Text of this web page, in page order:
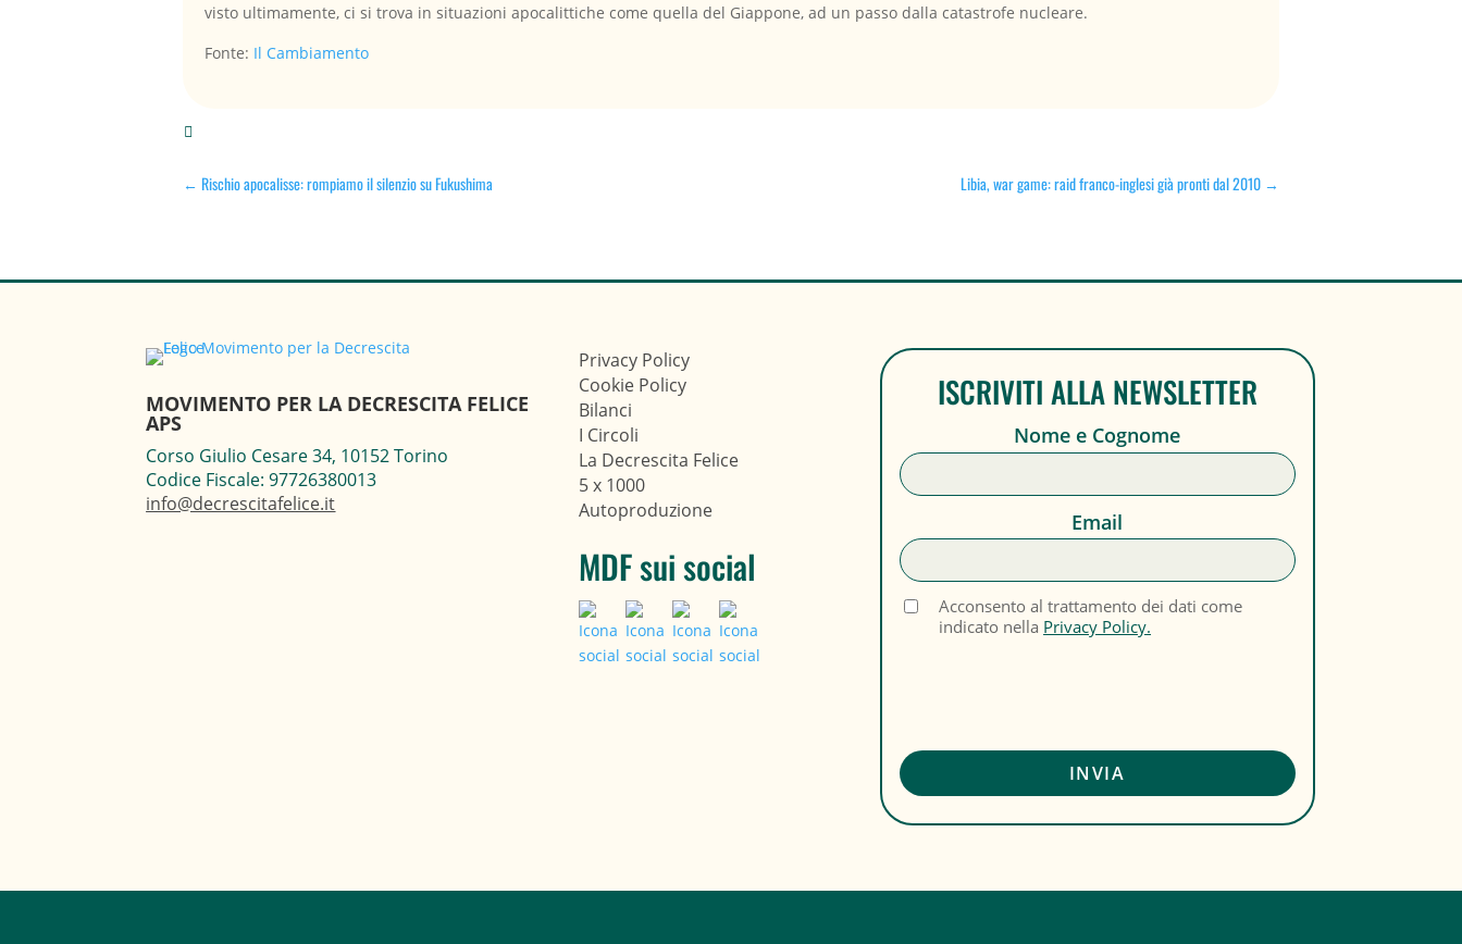
visto ultimamente, ci si trova in situazioni apocalittiche come quella del Giappone, ad un passo dalla catastrofe nucleare.
Fonte: Il Cambiamento

←Rischio apocalisse: rompiamo il silenzio su Fukushima Libia, war game: raid franco-inglesi già pronti dal 2010→
MOVIMENTO PER LA DECRESCITA FELICE
APS
Corso Giulio Cesare 34, 10152 Torino
Codice Fiscale: 97726380013
info@decrescitafelice.it
Privacy Policy
Cookie Policy
Bilanci
I Circoli
La Decrescita Felice
5 x 1000
Autoproduzione
MDF sui social
ISCRIVITI ALLA NEWSLETTER
Nome e Cognome
Email
Acconsento al trattamento dei dati come
indicato nella Privacy Policy.